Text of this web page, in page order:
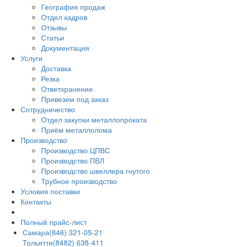
География продаж
Отдел кадров
Отзывы
Статьи
Документация
Услуги
Доставка
Резка
Ответхранение
Привезем под заказ
Сотрудничество
Отдел закупки металлопроката
Приём металлолома
Производство
Производство ЦПВС
Производство ПВЛ
Производство швеллера гнутого
Трубное производство
Условия поставки
Контакты
Полный прайс-лист
Самара(846) 321-05-21
Тольятти(8482) 638-411